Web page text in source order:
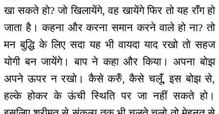
खा सकते हो? जो खिलायेंगे, वह खायेंगे फिर तो यह राँग हो
जाता है। कहना और करना समान करने वाले हो ना? तो
मन बुद्धि के लिए सदा यह भी वायदा याद रखो तो सहज
योगी बन जायेंगे। बाप ने कहा और किया। अपना बोझ
अपने ऊपर न रखो। कैसे करुँ, कैसे चलूँ, इस बोझ से,
हल्के होकर के ऊंची स्थिति पर जा नहीं सकते हो।